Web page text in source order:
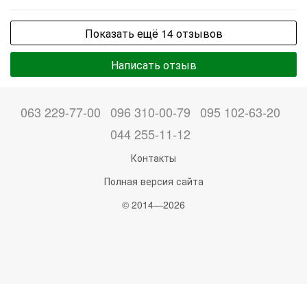
Показать ещё 14 отзывов
Написать отзыв
063 229-77-00 096 310-00-79 095 102-63-20
044 255-11-12
Контакты
Полная версия сайта
© 2014—2026